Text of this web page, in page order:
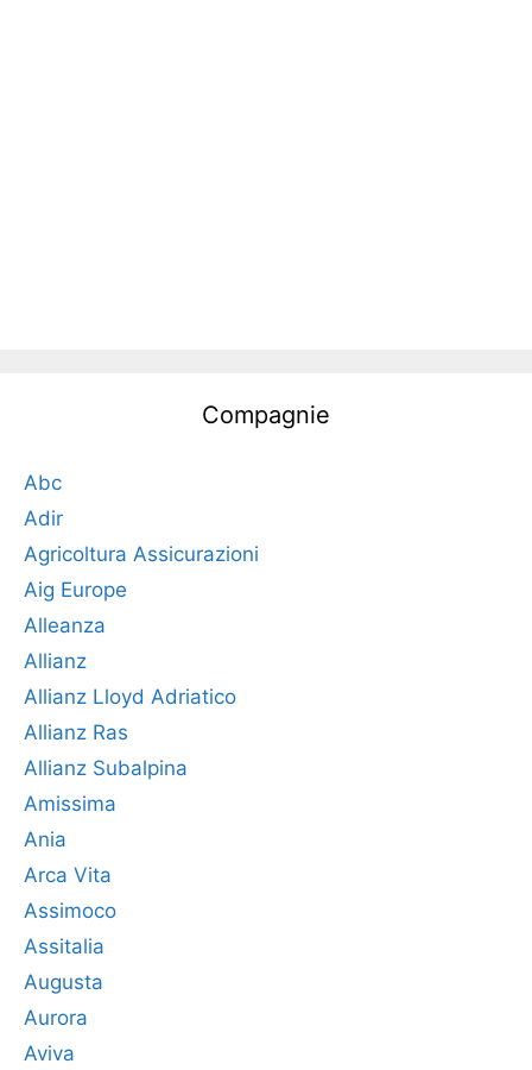
Compagnie
Abc
Adir
Agricoltura Assicurazioni
Aig Europe
Alleanza
Allianz
Allianz Lloyd Adriatico
Allianz Ras
Allianz Subalpina
Amissima
Ania
Arca Vita
Assimoco
Assitalia
Augusta
Aurora
Aviva